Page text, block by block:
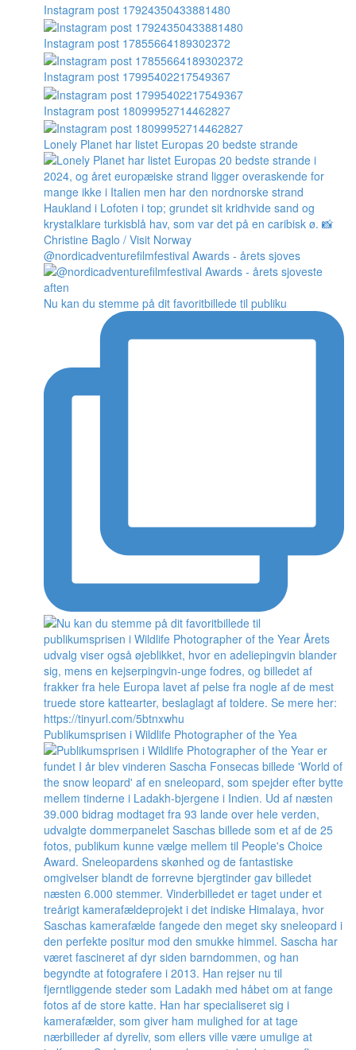
Instagram post 17924350433881480
Instagram post 17855664189302372
Instagram post 17995402217549367
Instagram post 18099952714462827
Lonely Planet har listet Europas 20 bedste strande
@nordicadventurefilmfestival Awards - årets sjoves
Nu kan du stemme på dit favoritbillede til publiku
Publikumsprisen i Wildlife Photographer of the Yea